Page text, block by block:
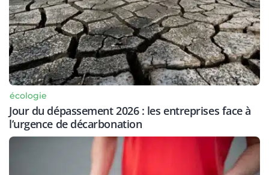
écologie
Jour du dépassement 2026 : les entreprises face à
l’urgence de décarbonation